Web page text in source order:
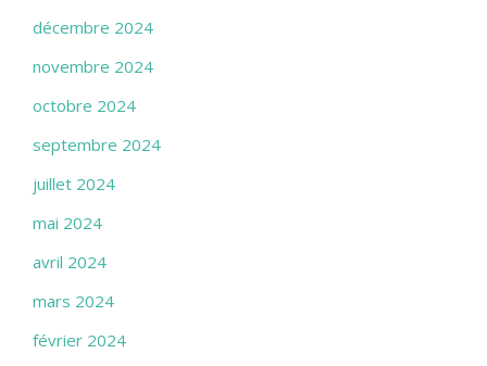
décembre 2024
novembre 2024
octobre 2024
septembre 2024
juillet 2024
mai 2024
avril 2024
mars 2024
février 2024